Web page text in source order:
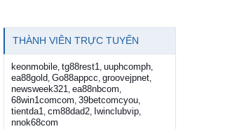
THÀNH VIÊN TRỰC TUYẾN
keonmobile, tg88rest1, uuphcomph,
ea88gold, Go88appcc, groovejpnet,
newsweek321, ea88nbcom,
68win1comcom, 39betcomcyou,
tientda1, cm88dad2, Iwinclubvip,
nnok68com